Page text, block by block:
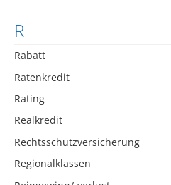
R
Rabatt
Ratenkredit
Rating
Realkredit
Rechtsschutzversicherung
Regionalklassen